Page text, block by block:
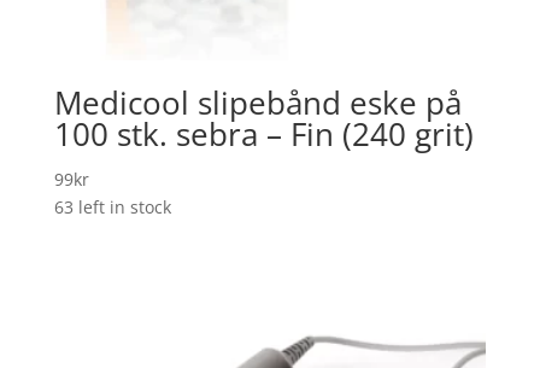
Medicool slipebånd eske på
100 stk. sebra – Fin (240 grit)
99kr
63 left in stock